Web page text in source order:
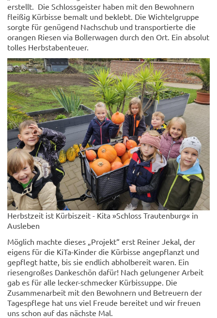
erstellt. Die Schlossgeister haben mit den Bewohnern
fleißig Kürbisse bemalt und beklebt. Die Wichtelgruppe
sorgte für genügend Nachschub und transportierte die
orangen Riesen via Bollerwagen durch den Ort. Ein absolut
tolles Herbstabenteuer.
Herbstzeit ist Kürbiszeit - Kita »Schloss Trautenburg« in
Ausleben
Möglich machte dieses „Projekt“ erst Reiner Jekal, der
eigens für die KiTa-Kinder die Kürbisse angepflanzt und
gepflegt hatte, bis sie endlich abholbereit waren. Ein
riesengroßes Dankeschön dafür! Nach gelungener Arbeit
gab es für alle lecker-schmecker Kürbissuppe. Die
Zusammenarbeit mit den Bewohnern und Betreuern der
Tagespflege hat uns viel Freude bereitet und wir freuen
uns schon auf das nächste Mal.